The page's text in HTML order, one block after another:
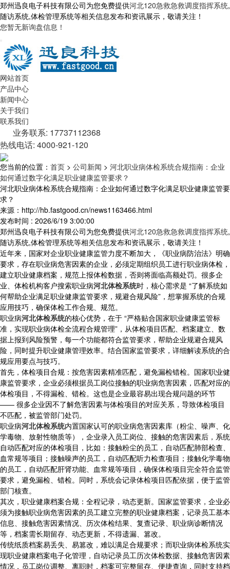
郑州迅良电子科技有限公司为您免费提供河北120急救急救调度指挥系统,
随访系统,体检管理系统等相关信息发布和资讯展示，敬请关注！
您暂无新询盘信息！
网站首页
产品中心
新闻中心
关于我们
联系我们
业务联系: 17737112368
热线电话: 4000-921-120
您当前的位置： 首页 > 公司新闻 > 河北职业病体检系统合规指南：企业
如何通过数字化满足职业健康监管要求？
河北职业病体检系统合规指南：企业如何通过数字化满足职业健康监管要
求？
来源：http://hb.fastgood.cn/news1163466.html
发布时间 : 2026/6/19 3:00:00
郑州迅良电子科技有限公司为您免费提供河北120急救急救调度指挥系统,
随访系统,体检管理系统等相关信息发布和资讯展示，敬请关注！
近年来，国家对企业职业健康监管力度不断加大，《职业病防治法》明确
要求，存在职业病危害因素的企业，必须定期组织员工进行职业病体检，
建立职业健康档案，规范上报体检数据，否则将面临高额处罚。很多企
业、体检机构客户搜索职业病河北体检系统时，核心需求是 “了解系统如
何帮助企业满足职业健康监管要求，规避合规风险”，想掌握系统的合规
应用技巧，确保体检工作合规、规范。
职业病河北体检系统的核心优势，在于 “严格贴合国家职业健康监管标
准，实现职业病体检全流程合规管理”，从体检项目匹配、档案建立、数
据上报到风险预警，每一个功能都符合监管要求，帮助企业规避合规风
险，同时提升职业健康管理效率。结合国家监管要求，详细解读系统的合
规应用要点与技巧。
首先，体检项目合规：按危害因素精准匹配，避免漏检错检。国家职业健
康监管要求，企业必须根据员工岗位接触的职业病危害因素，匹配对应的
体检项目，不得漏检、错检。这也是企业最容易出现合规问题的环节
—— 很多企业因不了解危害因素与体检项目的对应关系，导致体检项目
不匹配，被监管部门处罚。
职业病河北体检系统内置国家认可的职业病危害因素库（粉尘、噪声、化
学毒物、放射性物质等），企业录入员工岗位、接触的危害因素后，系统
自动匹配对应的体检项目，比如：接触粉尘的员工，自动匹配肺部检查、
血常规等项目；接触噪声的员工，自动匹配听力检查项目；接触化学毒物
的员工，自动匹配肝肾功能、血常规等项目，确保体检项目完全符合监管
要求，避免漏检、错检。同时，系统会记录体检项目匹配依据，便于监管
部门核查。
其次，职业健康档案合规：全程记录，动态更新。国家监管要求，企业必
须为接触职业病危害因素的员工建立完整的职业健康档案，记录员工基本
信息、接触危害因素情况、历次体检结果、复查记录、职业病诊断情况
等，档案需长期留存、动态更新，不得遗漏、篡改。
传统纸质档案易丢失、易篡改，难以满足合规要求；而职业病体检系统实
现职业健康档案电子化管理，自动记录员工历次体检数据、接触危害因素
情况，员工岗位调整、离职时，档案可完整留存、便捷查询，同时支持档